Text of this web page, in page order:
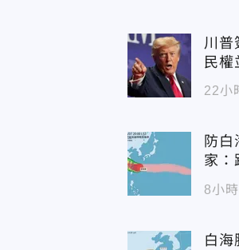
川普
民權
22小
防
家：
風圈
8小
白海